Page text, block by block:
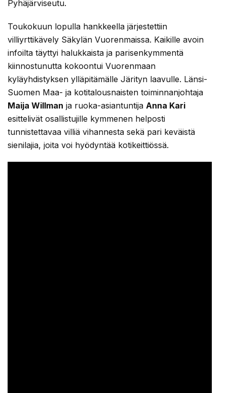
Pyhäjärviseutu.
Toukokuun lopulla hankkeella järjestettiin
villiyrttikävely Säkylän Vuorenmaissa. Kaikille avoin
infoilta täyttyi halukkaista ja parisenkymmentä
kiinnostunutta kokoontui Vuorenmaan
kyläyhdistyksen ylläpitämälle Järityn laavulle. Länsi-
Suomen Maa- ja kotitalousnaisten toiminnanjohtaja
Maija Willman ja ruoka-asiantuntija Anna Kari
esittelivät osallistujille kymmenen helposti
tunnistettavaa villiä vihannesta sekä pari keväistä
sienilajia, joita voi hyödyntää kotikeittiössä.